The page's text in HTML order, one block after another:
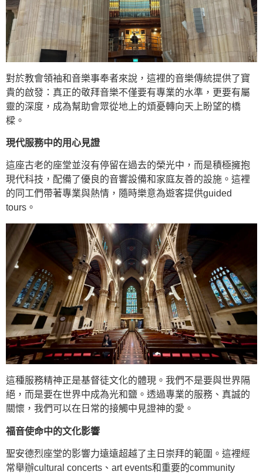
對於教會領袖和音樂事奉者來說，這裡的音樂傳統提供了寶
貴的啟發：真正的敬拜音樂不僅要有專業的水準，更要有屬
靈的深度，成為幫助會眾從地上的煩憂轉向天上盼望的橋
樑。
現代服務中的用心見證
這座古老的座堂並沒有停留在過去的榮光中，而是積極擁抱
現代科技，配備了優良的音響設備和家庭友善的設施。這裡
的同工們帶著專業與熱情，隨時樂意為遊客提供guided
tours。
這種服務精神正是基督徒文化的體現。我們不是要與世界隔
絕，而是要在世界中成為光和鹽。透過專業的服務、真誠的
關懷，我們可以在日常的接觸中見證神的愛。
福音使命中的文化影響
聖安德烈座堂的影響力遠遠超越了主日崇拜的範圍。這裡經
常舉辦cultural concerts、art events和重要的community